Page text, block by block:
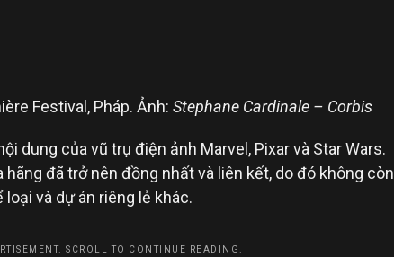
Festival, Pháp. Ảnh: Stephane Cardinale – Corbis
dung của vũ trụ điện ảnh Marvel, Pixar và Star Wars.
đã trở nên đồng nhất và liên kết, do đó không còn
và dự án riêng lẻ khác.
SCROLL TO CONTINUE READING.